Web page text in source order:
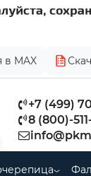
в MAX
+7 (499)
8 (800)-